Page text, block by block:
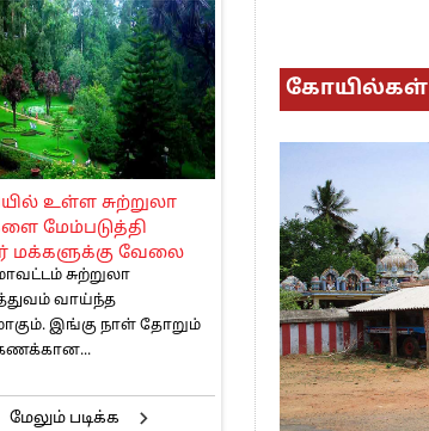
உள்ள சுற்றுலா
மேம்படுத்தி
மக்களுக்கு வேலை
ஏற்படுத்த
பொதுமக்கள்
சுற்றுலா
வாய்ந்த
இங்கு நாள் தோறும்
மேலும் படிக்க
கோயில்கள்